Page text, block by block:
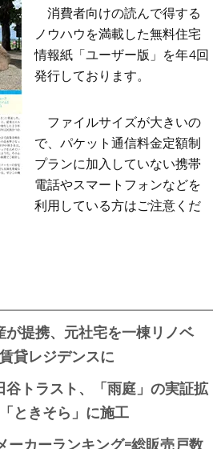
消費者向けの読んで得する
ノウハウを満載した無料住宅
情報紙「ユーザー版」を年4回
発行しております。
ファイルサイズが大きいの
で、パケット通信料金定額制
プランに加入していない携帯
電話やスマートフォンなどを
利用している方はご注意くだ
が提携、元社宅を一棟リノベ
貸レジデンスに
トラスト、「雨庭」の実証拡
ときそら」に施工
ーカーランキング=総販売戸数